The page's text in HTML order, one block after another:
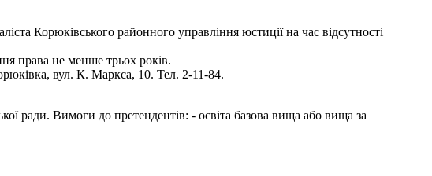
Корюківського районного управління юстиції на час відсутності
права не менше трьох років.
вул. К. Маркса, 10. Тел. 2-11-84.
ради. Вимоги до претендентів: - освіта базова вища або вища за